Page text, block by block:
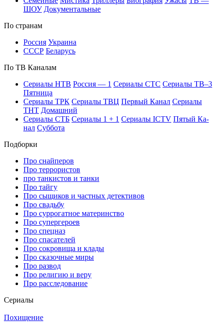
ШОУ До­ку­мен­таль­ные
По стра­нам
Рос­сия Ук­раи­на
СССР Бе­ла­русь
По ТВ Ка­на­лам
Се­риа­лы НТВ Рос­сия — 1 Се­риа­лы СТС Се­риа­лы ТВ–3
Пят­ни­ца
Се­риа­лы ТРК Се­риа­лы ТВЦ Пер­вый Ка­нал Се­риа­лы
ТНТ До­маш­ний
Се­риа­лы СТБ Се­риа­лы 1 + 1 Се­риа­лы ICTV Пя­тый Ка­
нал Суб­бо­та
Подборки
Про снайперов
Про террористов
про танкистов и танки
Про тайгу
Про сыщиков и частных детективов
Про свадьбу
Про суррогатное материнство
Про супергероев
Про спецназ
Про спасателей
Про сокровища и клады
Про сказочные миры
Про развод
Про религию и веру
Про расследование
Се­риа­лы
Похищение